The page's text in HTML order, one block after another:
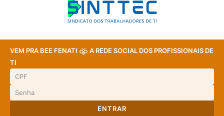
VEM PRA BEE FENATI
A REDE SOCIAL DOS PROFISSIONAIS DE
TI
ENTRAR